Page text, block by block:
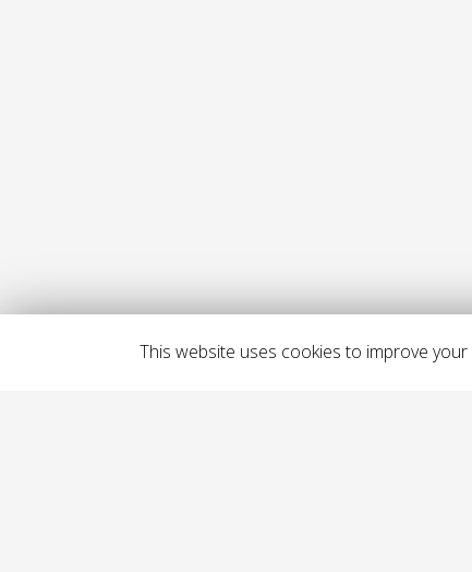
This website uses cookies to improve